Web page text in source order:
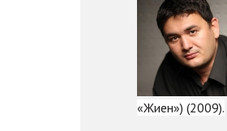
«Жиен») (2009).